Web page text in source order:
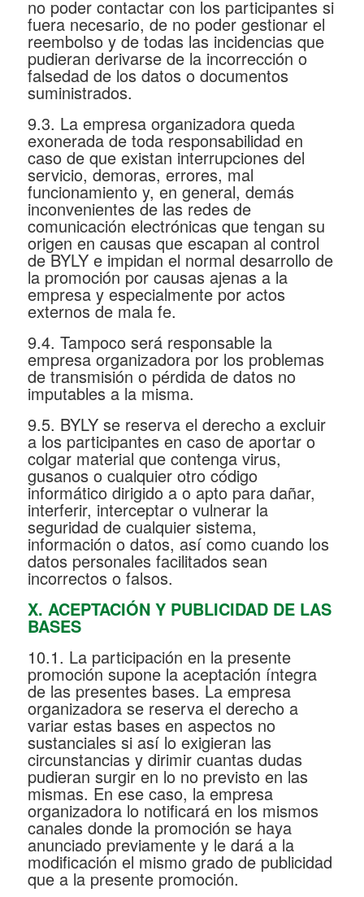
no poder contactar con los participantes si
fuera necesario, de no poder gestionar el
reembolso y de todas las incidencias que
pudieran derivarse de la incorrección o
falsedad de los datos o documentos
suministrados.
9.3. La empresa organizadora queda
exonerada de toda responsabilidad en
caso de que existan interrupciones del
servicio, demoras, errores, mal
funcionamiento y, en general, demás
inconvenientes de las redes de
comunicación electrónicas que tengan su
origen en causas que escapan al control
de BYLY e impidan el normal desarrollo de
la promoción por causas ajenas a la
empresa y especialmente por actos
externos de mala fe.
9.4. Tampoco será responsable la
empresa organizadora por los problemas
de transmisión o pérdida de datos no
imputables a la misma.
9.5. BYLY se reserva el derecho a excluir
a los participantes en caso de aportar o
colgar material que contenga virus,
gusanos o cualquier otro código
informático dirigido a o apto para dañar,
interferir, interceptar o vulnerar la
seguridad de cualquier sistema,
información o datos, así como cuando los
datos personales facilitados sean
incorrectos o falsos.
X. ACEPTACIÓN Y PUBLICIDAD DE LAS
BASES
10.1. La participación en la presente
promoción supone la aceptación íntegra
de las presentes bases. La empresa
organizadora se reserva el derecho a
variar estas bases en aspectos no
sustanciales si así lo exigieran las
circunstancias y dirimir cuantas dudas
pudieran surgir en lo no previsto en las
mismas. En ese caso, la empresa
organizadora lo notificará en los mismos
canales donde la promoción se haya
anunciado previamente y le dará a la
modificación el mismo grado de publicidad
que a la presente promoción.